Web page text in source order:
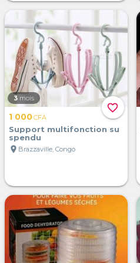
favorite_border
3 mois
1 000CFA
Support multifonction su
spendu
location_on Brazzaville, Congo